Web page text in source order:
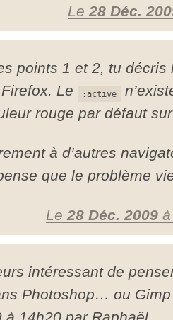
Le 28 Déc.
points 1 et 2, tu décris
Le :active
rouge par défaut
à d’autres
que le problème
Le 28 Déc. 2009
intéressant de
Photoshop… ou